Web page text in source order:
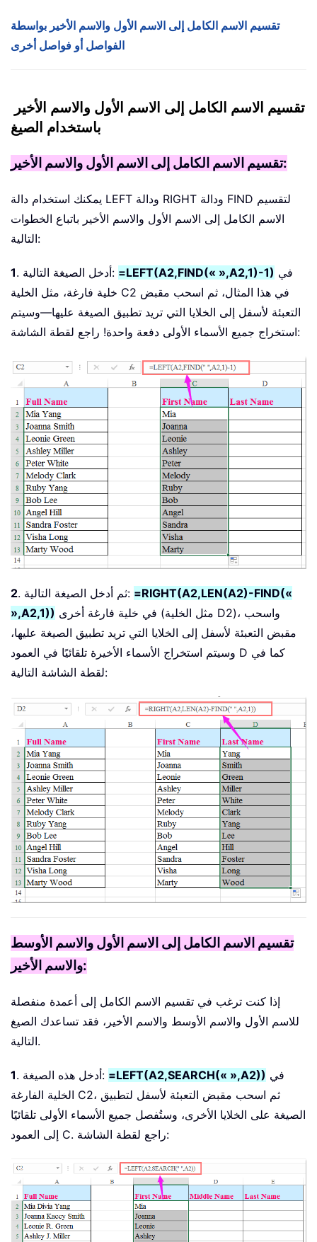
تقسيم الاسم الكامل إلى الاسم الأول والاسم الأخير بواسطة
الفواصل أو فواصل أخرى
تقسيم الاسم الكامل إلى الاسم الأول والاسم الأخير
باستخدام الصيغ
تقسيم الاسم الكامل إلى الاسم الأول والاسم الأخير:
يمكنك استخدام دالة LEFT ودالة RIGHT ودالة FIND لتقسيم
الاسم الكامل إلى الاسم الأول والاسم الأخير باتباع الخطوات
التالية:
1 . أدخل الصيغة التالية: =LEFT(A2,FIND(« »,A2,1)-1)
خلية فارغة، مثل الخلية C2 في هذا المثال، ثم اسحب مقبض
التعبئة لأسفل إلى الخلايا التي تريد تطبيق الصيغة عليها—وسيتم
استخراج جميع الأسماء الأولى دفعة واحدة! راجع لقطة الشاشة:
2 . ثم أدخل الصيغة التالية: =RIGHT(A2,LEN(A2)-FIND(«
»,A2,1))
مقبض التعبئة لأسفل إلى الخلايا التي تريد تطبيق الصيغة عليها،
وسيتم استخراج الأسماء الأخيرة تلقائيًا في العمود D كما في
لقطة الشاشة التالية:
تقسيم الاسم الكامل إلى الاسم الأول والاسم الأوسط
والاسم الأخير:
إذا كنت ترغب في تقسيم الاسم الكامل إلى أعمدة منفصلة
للاسم الأول والاسم الأوسط والاسم الأخير، فقد تساعدك الصيغ
التالية.
1 . أدخل هذه الصيغة: =LEFT(A2,SEARCH(« »,A2))
الخلية الفارغة C2، ثم اسحب مقبض التعبئة لأسفل لتطبيق
الصيغة على الخلايا الأخرى، وستُفصل جميع الأسماء الأولى تلقائيًا
إلى العمود C. راجع لقطة الشاشة: